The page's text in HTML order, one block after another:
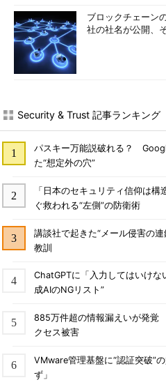
ブロックチェーン
社の社名が公開、
Security & Trust 記事ランキング
パスキー万能説破れる？
た“想定外の穴”
「日本のセキュリティ信仰は
ぐ救われる“左側”の防衛術
講談社で起きた“メール侵害の
教訓
ChatGPTに「入力してはいけ
成AIのNGリスト”
885万件超の情報漏えいが発覚
クセス被害
VMware管理基盤に“認証突破”
ず」